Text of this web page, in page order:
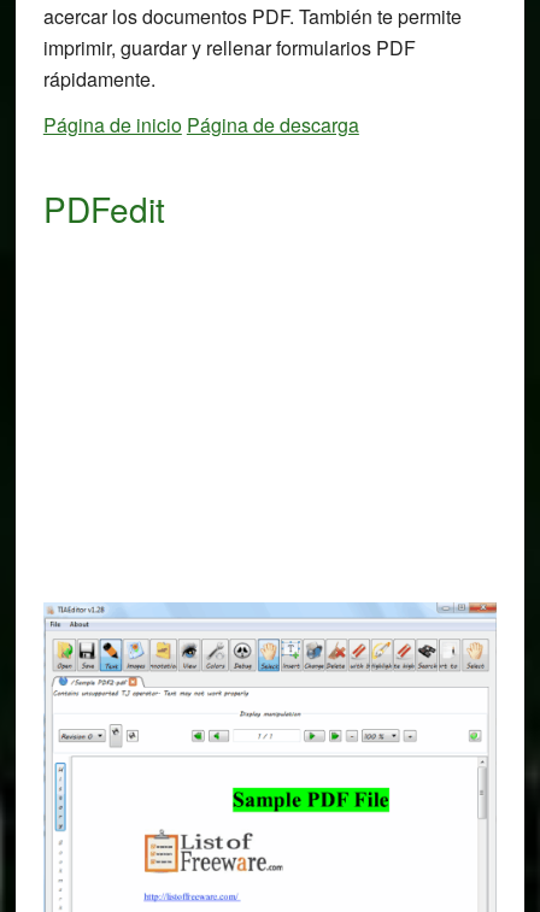
acercar los documentos PDF. También te permite
imprimir, guardar y rellenar formularios PDF
rápidamente.
Página de inicio Página de descarga
PDFedit